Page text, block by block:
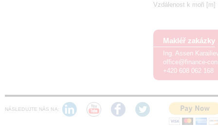
Vzdálenost k moři [m]
Makléř zakázky
Ing. Assen
office@finance-
+420 608 062 168
NÁSLEDUJTE NÁS NA: